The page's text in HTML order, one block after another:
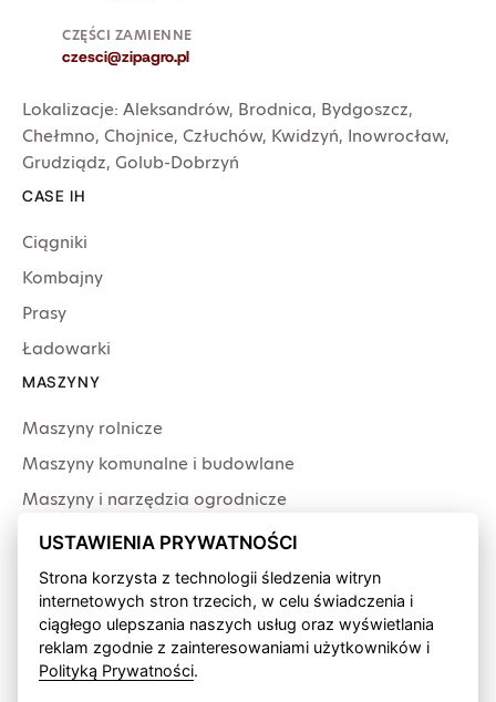
CZĘŚCI ZAMIENNE
czesci@zipagro.pl
Lokalizacje: Aleksandrów, Brodnica, Bydgoszcz,
Chełmno, Chojnice, Człuchów, Kwidzyń, Inowrocław,
Grudziądz, Golub-Dobrzyń
CASE IH
Ciągniki
Kombajny
Prasy
Ładowarki
MASZYNY
Maszyny rolnicze
Maszyny komunalne i budowlane
Maszyny i narzędzia ogrodnicze
Producenci
USŁUGI
Serwis
Produkcja przewodów
Finansowanie fabryczne
USTAWIENIA PRYWATNOŚCI
Strona korzysta z technologii śledzenia witryn
internetowych stron trzecich, w celu świadczenia i
ciągłego ulepszania naszych usług oraz wyświetlania
reklam zgodnie z zainteresowaniami użytkowników i
Polityką Prywatności.